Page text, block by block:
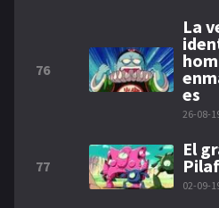
76
La
es
26-08-
77
El
Pilaf
02-09-